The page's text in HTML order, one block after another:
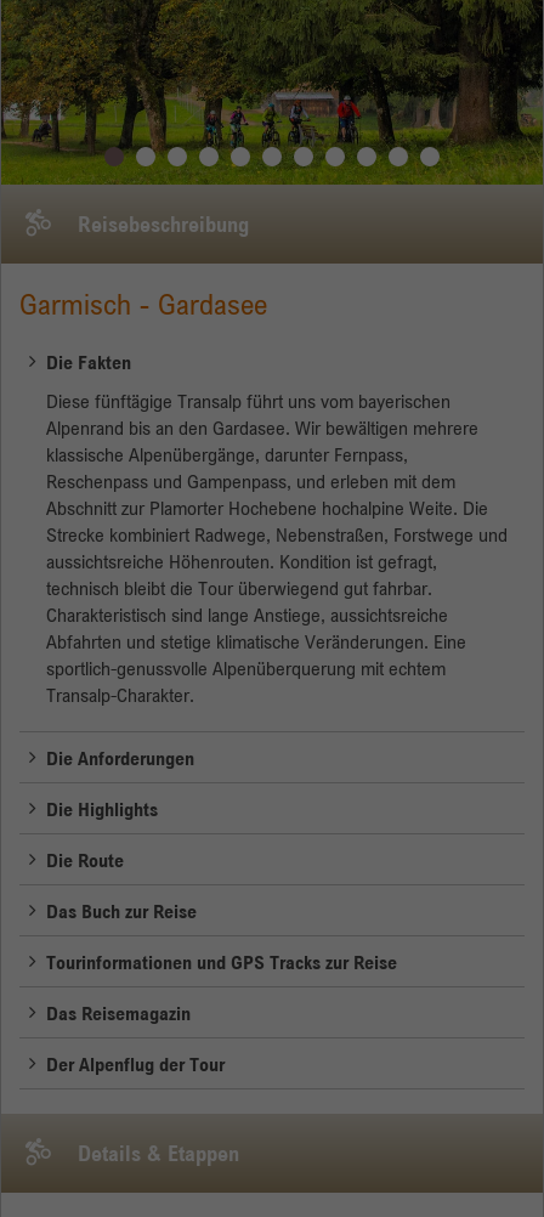
Reisebeschreibung
Garmisch - Gardasee
Die Fakten
Diese fünftägige Transalp führt uns vom bayerischen
Alpenrand bis an den Gardasee. Wir bewältigen mehrere
klassische Alpenübergänge, darunter Fernpass,
Reschenpass und Gampenpass, und erleben mit dem
Abschnitt zur Plamorter Hochebene hochalpine Weite. Die
Strecke kombiniert Radwege, Nebenstraßen, Forstwege und
aussichtsreiche Höhenrouten. Kondition ist gefragt,
technisch bleibt die Tour überwiegend gut fahrbar.
Charakteristisch sind lange Anstiege, aussichtsreiche
Abfahrten und stetige klimatische Veränderungen. Eine
sportlich-genussvolle Alpenüberquerung mit echtem
Transalp-Charakter.
Die Anforderungen
Die Highlights
Die Route
Das Buch zur Reise
Tourinformationen und GPS Tracks zur Reise
Das Reisemagazin
Der Alpenflug der Tour
Details & Etappen
Name _gid
Anbieter Google
1 Tag
Dieses Cookie wird von Google Analytics
Besucher eine Website nutzen, und hilft bei der
Quelle, aus der sie gekommen sind, und der
Seiten, die in anonymisierter Form besucht
wurden.
Name _gat_gtag_UA_135905452_1
Anbieter Google
Laufzeit Session
Zweck
Google verwendet dieses Cookie zur